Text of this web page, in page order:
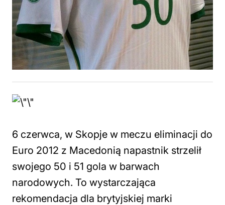
6 czerwca, w Skopje w meczu eliminacji do
Euro 2012 z Macedonią napastnik strzelił
swojego 50 i 51 gola w barwach
narodowych. To wystarczająca
rekomendacja dla brytyjskiej marki